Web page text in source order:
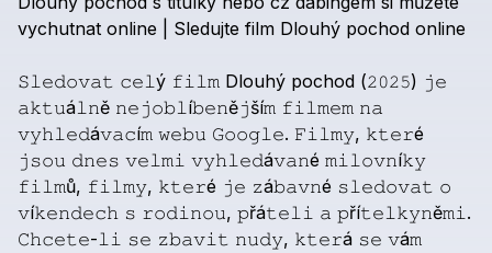
vychutnat online Sledujte film Dlouhý pochod online
𝚂𝚕𝚎𝚍𝚘𝚟𝚊𝚝 𝚌𝚎𝚕ý 𝚏𝚒𝚕𝚖 Dlouhý pochod (𝟸𝟶𝟸𝟻) 𝚓𝚎
𝚊𝚔𝚝𝚞á𝚕𝚗ě 𝚗𝚎𝚓𝚘𝚋𝚕í𝚋𝚎𝚗ě𝚓ší𝚖 𝚏𝚒𝚕𝚖𝚎𝚖 𝚗𝚊
𝚟𝚢𝚑𝚕𝚎𝚍á𝚟𝚊𝚌í𝚖 𝚠𝚎𝚋𝚞 𝙶𝚘𝚘𝚐𝚕𝚎. 𝙵𝚒𝚕𝚖𝚢, 𝚔𝚝𝚎𝚛é
𝚓𝚜𝚘𝚞 𝚍𝚗𝚎𝚜 𝚟𝚎𝚕𝚖𝚒 𝚟𝚢𝚑𝚕𝚎𝚍á𝚟𝚊𝚗é 𝚖𝚒𝚕𝚘𝚟𝚗í𝚔𝚢
𝚏𝚒𝚕𝚖ů, 𝚏𝚒𝚕𝚖𝚢, 𝚔𝚝𝚎𝚛é 𝚓𝚎 𝚣á𝚋𝚊𝚟𝚗é 𝚜𝚕𝚎𝚍𝚘𝚟𝚊𝚝 𝚘
𝚟í𝚔𝚎𝚗𝚍𝚎𝚌𝚑 𝚜 𝚛𝚘𝚍𝚒𝚗𝚘𝚞, 𝚙řá𝚝𝚎𝚕𝚒 𝚊 𝚙ří𝚝𝚎𝚕𝚔𝚢𝚗ě𝚖𝚒.
𝙲𝚑𝚌𝚎𝚝𝚎-𝚕𝚒 𝚜𝚎 𝚣𝚋𝚊𝚟𝚒𝚝 𝚗𝚞𝚍𝚢, 𝚔𝚝𝚎𝚛á 𝚜𝚎 𝚟á𝚖